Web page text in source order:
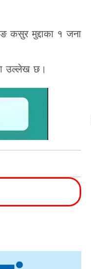
कसुर मुद्दाका १ जना
उल्लेख छ।